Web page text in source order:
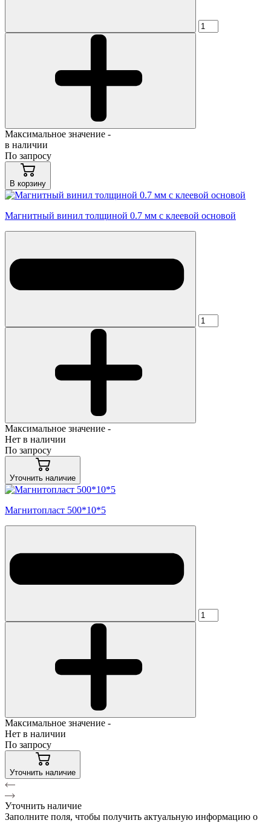
Максимальное значение -
в наличии
По запросу
В корзину
Магнитный винил толщиной 0.7 мм с клеевой основой
Максимальное значение -
Нет в наличии
По запросу
Уточнить наличие
Магнитопласт 500*10*5
Максимальное значение -
Нет в наличии
По запросу
Уточнить наличие
Уточнить наличие
Заполните поля, чтобы получить актуальную информацию о